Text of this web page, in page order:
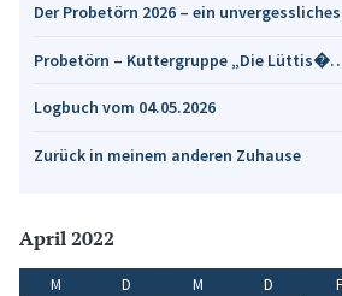
Der Probetörn 2026 – ein
Probetörn – Kuttergruppe „Die
Logbuch vom 04.05.2026
Zurück in meinem anderen Zuhause
April 2022
M D M D F